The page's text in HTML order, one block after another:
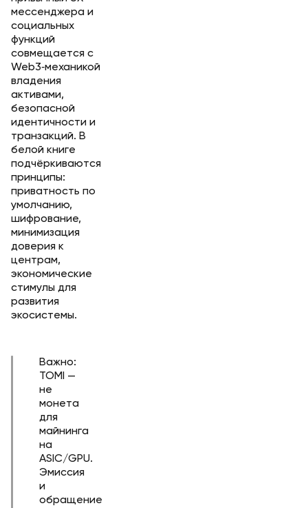
мессенджера и
социальных
функций
совмещается с
Web3‑механикой
владения
активами,
безопасной
идентичности и
транзакций. В
белой книге
подчёркиваются
принципы:
приватность по
умолчанию,
шифрование,
минимизация
доверия к
центрам,
экономические
стимулы для
развития
экосистемы.
Важно:
TOMI —
не
монета
для
майнинга
на
ASIC/GPU.
Эмиссия
и
обращение